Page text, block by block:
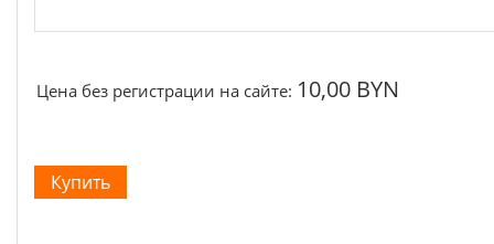
Цена без регистрации на сайте: 10,00 BYN